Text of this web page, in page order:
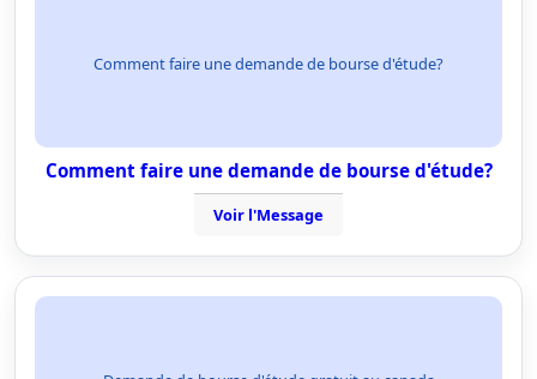
Comment faire une demande de bourse d'étude?
Comment faire une demande de bourse d'étude?
Voir l'Message